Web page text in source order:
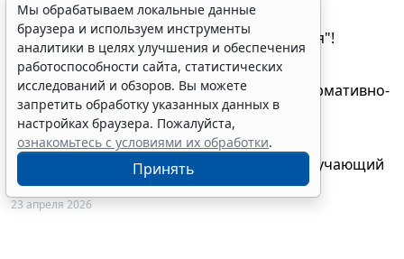
29 мая будут объявлены лауреаты XXI
Всероссийского конкурса "Правовая Россия"!
27 мая 2026
AI-ассистент Искра теперь анализирует нормативно-
техническую документацию
28 апреля 2026
"ГАРАНТ Электронный экспресс" провел обучающий
вебинар по работе с AI-ассистентом Искра
23 апреля 2026
Мы обрабатываем локальные данные
браузера и используем инструменты
аналитики в целях улучшения и обеспечения
работоспособности сайта, статистических
исследований и обзоров. Вы можете
запретить обработку указанных данных в
настройках браузера. Пожалуйста,
ознакомьтесь с условиями их обработки.
Принять